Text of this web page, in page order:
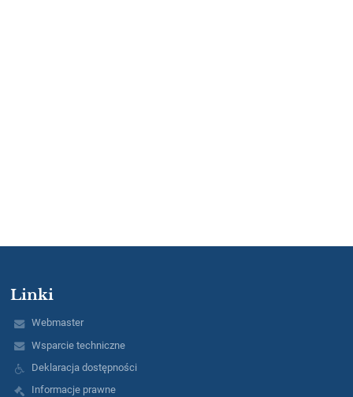
Linki
Webmaster
Wsparcie techniczne
Deklaracja dostępności
Informacje prawne